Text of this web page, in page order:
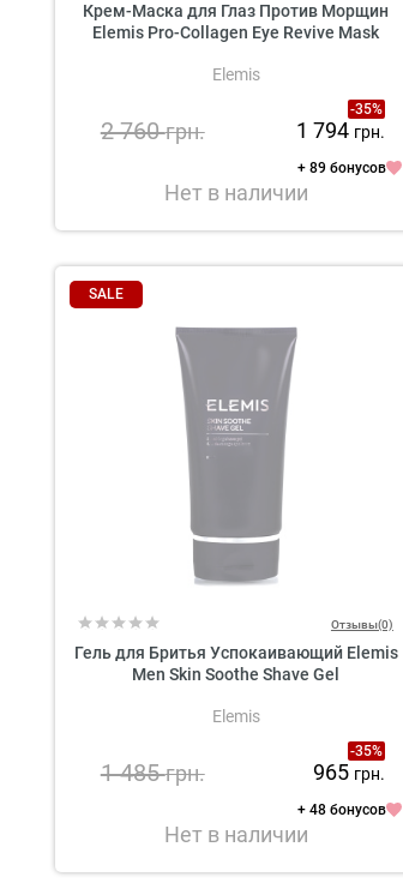
Крем-Маска для Глаз Против Морщин
Elemis Pro-Collagen Eye Revive Mask
Elemis
-35%
2 760грн. 1 794 грн.
+ 89 бонусов
Нет в наличии
SALE
Отзывы(0)
Гель для Бритья Успокаивающий Elemis
Men Skin Soothe Shave Gel
Elemis
-35%
1 485грн. 965 грн.
+ 48 бонусов
Нет в наличии